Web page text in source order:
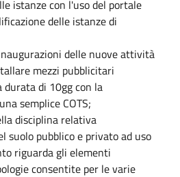
istanze con l'uso del portale
delle istanze di
delle nuove attività
mezzi pubblicitari
di 10gg con la
semplice COTS;
disciplina relativa
suolo pubblico e privato ad uso
riguarda gli elementi
consentite per le varie